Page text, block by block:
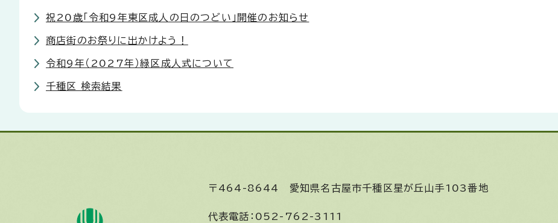
祝20歳「令和9年東区成人の日のつどい」開催のお知らせ
商店街のお祭りに出かけよう！
令和9年（2027年）緑区成人式について
千種区 検索結果
〒464-8644 愛知県名古屋市千種区星が丘山手103番地
代表電話： 052-762-3111